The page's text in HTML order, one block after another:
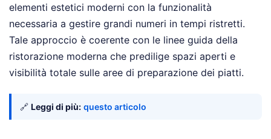
elementi estetici moderni con la funzionalità
necessaria a gestire grandi numeri in tempi ristretti.
Tale approccio è coerente con le linee guida della
ristorazione moderna che predilige spazi aperti e
visibilità totale sulle aree di preparazione dei piatti.
🔗 Leggi di più: questo articolo